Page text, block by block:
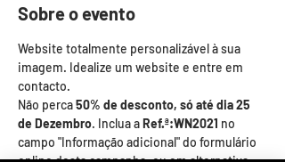
Sobre o evento
Website totalmente personalizável à sua
imagem. Idealize um website e entre em
contacto.
Não perca 50% de desconto, só até dia 25
de Dezembro. Inclua a Ref.ª:WN2021 no
campo "Informação adicional" do formulário